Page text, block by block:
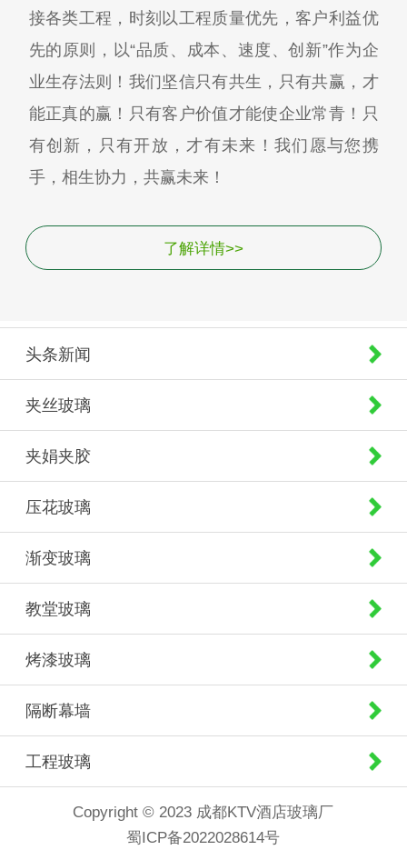
接各类工程，时刻以工程质量优先，客户利益优
先的原则，以“品质、成本、速度、创新”作为企
业生存法则！我们坚信只有共生，只有共赢，才
能正真的赢！只有客户价值才能使企业常青！只
有创新，只有开放，才有未来！我们愿与您携
手，相生协力，共赢未来！
了解详情>>
头条新闻
夹丝玻璃
夹娟夹胶
压花玻璃
渐变玻璃
教堂玻璃
烤漆玻璃
隔断幕墙
工程玻璃
Copyright © 2023 成都KTV酒店玻璃厂
蜀ICP备2022028614号